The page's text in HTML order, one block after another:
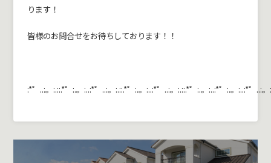
ります！
皆様のお問合せをお待ちしております！！
:*゜..:。:.::.*゜:.。:..:*゜..:。:.::.*゜:.。:..:*゜..:。:.::.*゜:.。:..:*゜:.。:..:*゜..: